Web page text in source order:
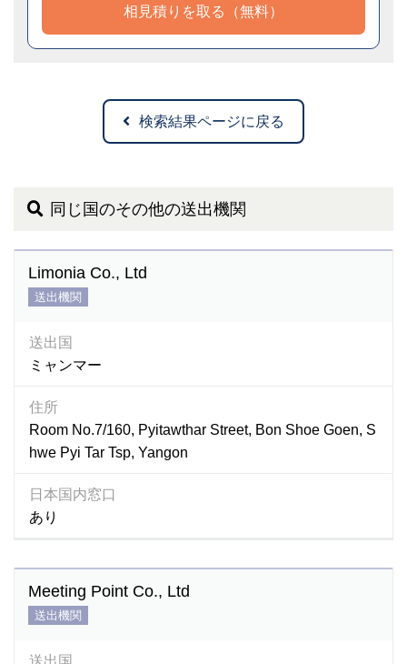
相見積りを取る（無料）
検索結果ページに戻る
同じ国のその他の送出機関
Limonia Co., Ltd
送出機関
送出国
ミャンマー
住所
Room No.7/160, Pyitawthar Street, Bon Shoe Goen, S
hwe Pyi Tar Tsp, Yangon
日本国内窓口
あり
Meeting Point Co., Ltd
送出機関
送出国